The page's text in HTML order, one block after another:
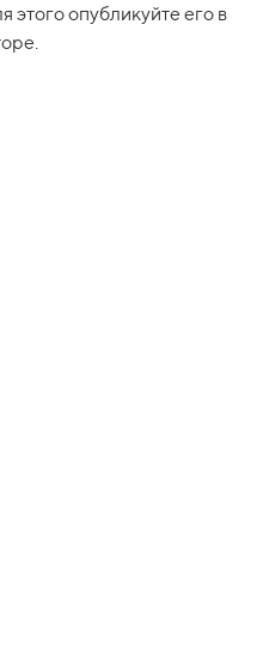
этого опубликуйте его в